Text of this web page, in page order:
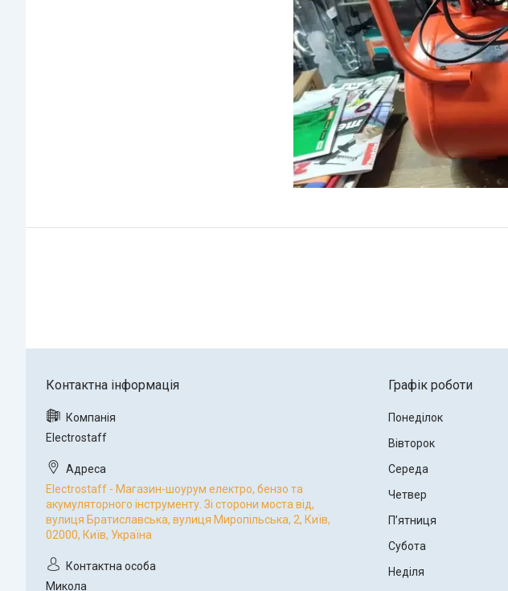
Electrostaff
Electrostaff - Магазин-шоурум електро, бензо та
акумуляторного інструменту. Зі сторони моста від,
вулиця Братиславська, вулиця Миропільська, 2, Київ,
02000, Київ, Україна
Микола
Графік роботи
Понеділок
Вівторок
Середа
Четвер
Пʼятниця
Субота
Неділя